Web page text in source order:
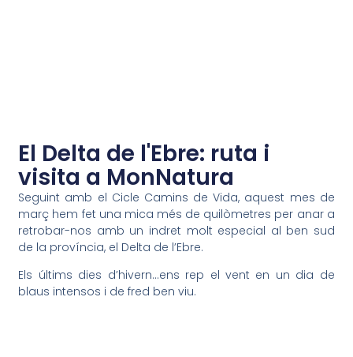
El Delta de l'Ebre: ruta i
visita a MonNatura
Seguint amb el Cicle Camins de Vida, aquest mes de
març hem fet una mica més de quilòmetres per anar a
retrobar-nos amb un indret molt especial al ben sud
de la província, el Delta de l’Ebre.
Els últims dies d’hivern…ens rep el vent en un dia de
blaus intensos i de fred ben viu.